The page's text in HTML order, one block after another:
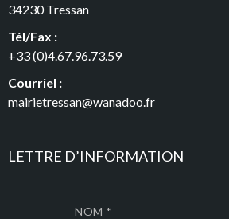
34230 Tressan
Tél/Fax :
+33 (0)4.67.96.73.59
Courriel :
mairietressan@wanadoo.fr
LETTRE D’INFORMATION
NOM *